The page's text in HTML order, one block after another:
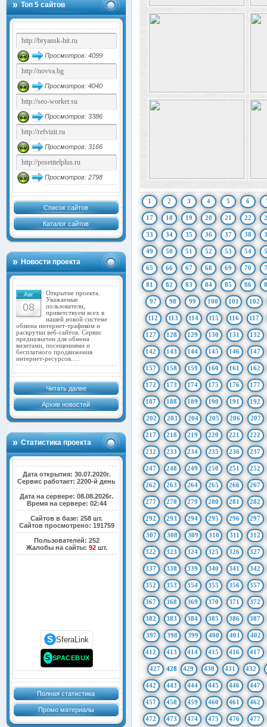
Топ 5 сайтов
Просмотров: 4099
Просмотров: 4040
Просмотров: 3386
Просмотров: 3166
Просмотров: 2798
Список сайтов
Каталог сайтов
Новости проекта
Авг
08
Открытие проекта.
Уважаемые
пользователи,
приветствуем всех в
нашей новой системе
обмена интернет-трафиком и
раскрутки веб-сайтов. Сервис
предназначен для обмена
визитами, посещениями и
бесплатного продвижения
интернет-ресурсов.…
Читать далее
Архив новостей
Статистика проекта
Дата открытия: 30.07.2020г.
Сервис работает: 2200-й день
Дата на сервере: 08.08.2026г.
Время на сервере: 02:44
Сайтов в базе: 258 шт.
Сайтов просмотрено: 191759
Пользователей: 252
Жалобы на сайты: 92шт.
S SferaLink
S SPACEBUX
Полная статистика
Промо материалы
1 2 3 4 5 6
17 18 19 20 21 22
33 34 35 36 37 38
49 50 51 52 53 54
65 66 67 68 69 70
81 82 83 84 85 86
97 98 99 100 101 102
112 113 114 115 116 117
127 128 129 130 131 132
142 143 144 145 146 147
157 158 159 160 161 162
172 173 174 175 176 177
187 188 189 190 191 192
202 203 204 205 206 207
217 218 219 220 221 222
232 233 234 235 236 237
247 248 249 250 251 252
262 263 264 265 266 267
277 278 279 280 281 282
292 293 294 295 296 297
307 308 309 310 311 312
322 323 324 325 326 327
337 338 339 340 341 342
352 353 354 355 356 357
367 368 369 370 371 372
382 383 384 385 386 387
397 398 399 400 401 402
412 413 414 415 416 417
427 428 429 430 431 432
442 443 444 445 446 447
457 458 459 460 461 462
472 473 474 475 476 477